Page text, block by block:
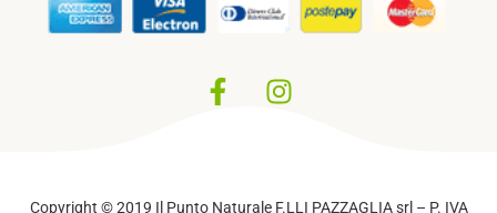
Copyright © 2019 Il Punto Naturale F.LLI PAZZAGLIA srl – P. IVA